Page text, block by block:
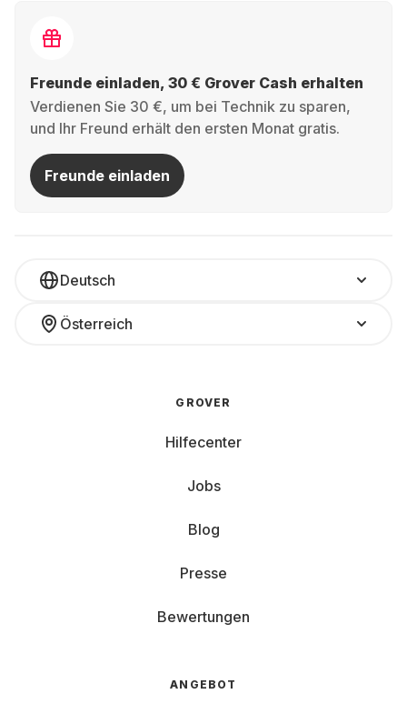
Freunde einladen, 30 € Grover Cash erhalten
Verdienen Sie 30 €, um bei Technik zu sparen,
und Ihr Freund erhält den ersten Monat gratis.
Freunde einladen
Deutsch
Österreich
GROVER
Hilfecenter
Jobs
Blog
Presse
Bewertungen
ANGEBOT